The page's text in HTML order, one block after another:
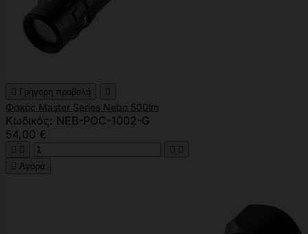
 Γρήγορη προβολή 
Φακός Master Series Nebo 500lm
Κωδικός: NEB-POC-1002-G
54,00 €
   
 Αγορά